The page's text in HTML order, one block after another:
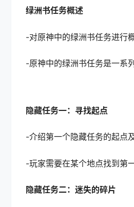
绿洲书任务概述
-对原神中的绿洲书任务进行
-原神中的绿洲书任务是一系
隐藏任务一：寻找起点
-介绍第一个隐藏任务的起点
-玩家需要在某个地点找到第
隐藏任务二：迷失的碎片